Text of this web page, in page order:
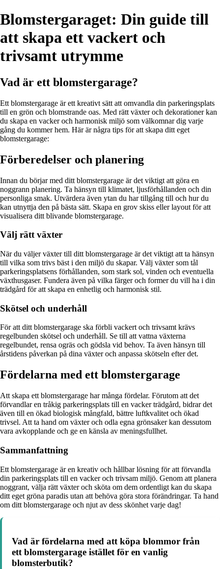
Blomstergaraget: Din guide till
att skapa ett vackert och
trivsamt utrymme
Vad är ett blomstergarage?
Ett blomstergarage är ett kreativt sätt att omvandla din parkeringsplats
till en grön och blomstrande oas. Med rätt växter och dekorationer kan
du skapa en vacker och harmonisk miljö som välkomnar dig varje
gång du kommer hem. Här är några tips för att skapa ditt eget
blomstergarage:
Förberedelser och planering
Innan du börjar med ditt blomstergarage är det viktigt att göra en
noggrann planering. Ta hänsyn till klimatet, ljusförhållanden och din
personliga smak. Utvärdera även ytan du har tillgång till och hur du
kan utnyttja den på bästa sätt. Skapa en grov skiss eller layout för att
visualisera ditt blivande blomstergarage.
Välj rätt växter
När du väljer växter till ditt blomstergarage är det viktigt att ta hänsyn
till vilka som trivs bäst i den miljö du skapar. Välj växter som tål
parkeringsplatsens förhållanden, som stark sol, vinden och eventuella
växthusgaser. Fundera även på vilka färger och former du vill ha i din
trädgård för att skapa en enhetlig och harmonisk stil.
Skötsel och underhåll
För att ditt blomstergarage ska förbli vackert och trivsamt krävs
regelbunden skötsel och underhåll. Se till att vattna växterna
regelbundet, rensa ogräs och gödsla vid behov. Ta även hänsyn till
årstidens påverkan på dina växter och anpassa skötseln efter det.
Fördelarna med ett blomstergarage
Att skapa ett blomstergarage har många fördelar. Förutom att det
förvandlar en tråkig parkeringsplats till en vacker trädgård, bidrar det
även till en ökad biologisk mångfald, bättre luftkvalitet och ökad
trivsel. Att ta hand om växter och odla egna grönsaker kan dessutom
vara avkopplande och ge en känsla av meningsfullhet.
Sammanfattning
Ett blomstergarage är en kreativ och hållbar lösning för att förvandla
din parkeringsplats till en vacker och trivsam miljö. Genom att planera
noggrant, välja rätt växter och sköta om dem ordentligt kan du skapa
ditt eget gröna paradis utan att behöva göra stora förändringar. Ta hand
om ditt blomstergarage och njut av dess skönhet varje dag!
Vad är fördelarna med att köpa blommor från
ett blomstergarage istället för en vanlig
blomsterbutik?